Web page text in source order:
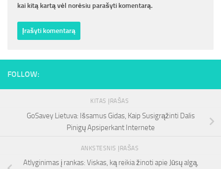
kai kitą kartą vėl norėsiu parašyti komentarą.
FOLLOW:
KITAS ĮRAŠAS
GoSavey Lietuva: Išsamus Gidas, Kaip Susigrąžinti Dalis
Pinigų Apsiperkant Internete
ANKSTESNIS ĮRAŠAS
Atlyginimas į rankas: Viskas, ką reikia žinoti apie Jūsų algą,